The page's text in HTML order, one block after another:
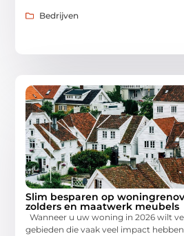
Bedrijven
Slim besparen op
zolders en maatwerk meubels
Wanneer u uw woning in 2026 wilt
gebieden die vaak veel impact